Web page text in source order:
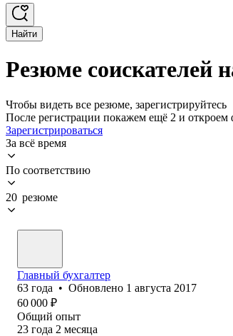
Найти
Резюме соискателей
Чтобы видеть все резюме, зарегистрируйтесь
После регистрации покажем ещё 2 и откроем
Зарегистрироваться
За всё время
По соответствию
20 резюме
Главный бухгалтер
63 года • Обновлено 1 августа 2017
60 000 ₽
Общий опыт
23 года 2 месяца